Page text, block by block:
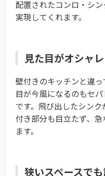
配置されたコンロ・シ
実現してくれます。
見た目がオシャレ
壁付きのキッチンと違
目が今風になるのもセ
です。飛び出したシン
付き部分も目立たず、
ます。
狭いスペースで